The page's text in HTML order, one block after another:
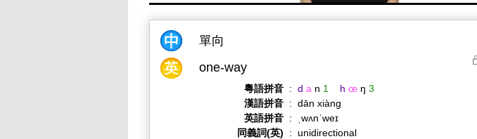
單向
one-way
粵語拼音 : d a n 1 h œ ŋ 3
漢語拼音 : dān xiàng
英語拼音 :
ˌwʌnˈweɪ
同義詞(英)
: unidirectional